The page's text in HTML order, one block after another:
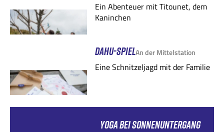
Ein Abenteuer mit Titounet, dem
Kaninchen
DAHU-SPIELAn der Mittelstation
Eine Schnitzeljagd mit der Familie
YOGA BEI SONNENUNTERGANG